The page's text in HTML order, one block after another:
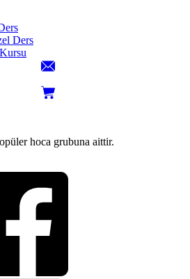
Ders
hoca grubuna aittir.